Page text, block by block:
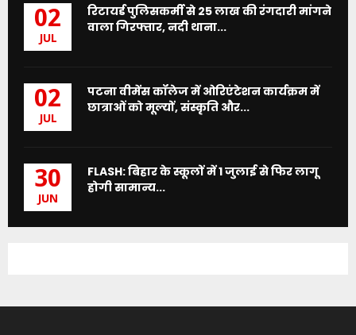
02
JUL
रिटायर्ड पुलिसकर्मी से 25 लाख की रंगदारी मांगने
वाला गिरफ्तार, नदी थाना...
02
JUL
पटना वीमेंस कॉलेज में ओरिएंटेशन कार्यक्रम में
छात्राओं को मूल्यों, संस्कृति और...
30
JUN
FLASH: बिहार के स्कूलों में 1 जुलाई से फिर लागू
होगी सामान्य...